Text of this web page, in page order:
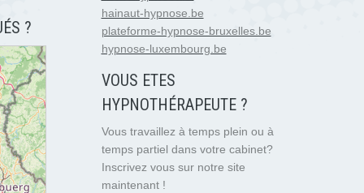
?
hainaut-hypnose.be
plateforme-hypnose-bruxelles.be
hypnose-luxembourg.be
VOUS ETES
HYPNOTHÉRAPEUTE ?
Vous travaillez à temps plein ou à
temps partiel dans votre cabinet?
Inscrivez vous sur notre site
maintenant !